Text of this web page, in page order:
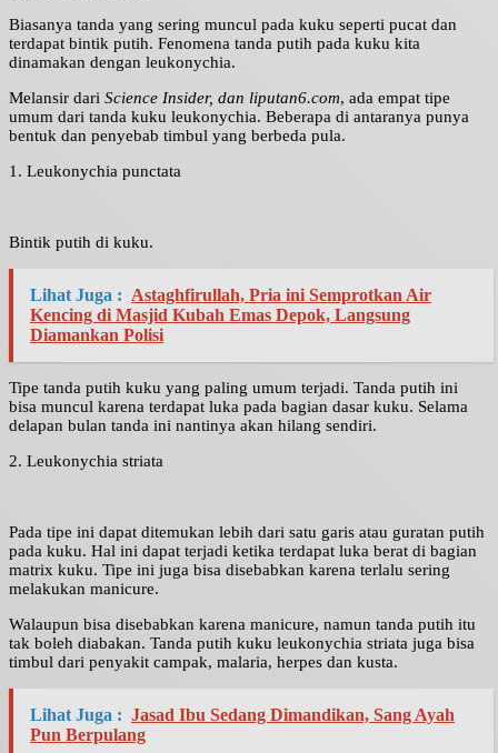
Biasanya tanda yang sering muncul pada kuku seperti pucat dan
terdapat bintik putih. Fenomena tanda putih pada kuku kita
dinamakan dengan leukonychia.
Melansir dari Science Insider, dan liputan6.com, ada empat tipe
umum dari tanda kuku leukonychia. Beberapa di antaranya punya
bentuk dan penyebab timbul yang berbeda pula.
1. Leukonychia punctata
Bintik putih di kuku.
Lihat Juga : Astaghfirullah, Pria ini Semprotkan Air
Kencing di Masjid Kubah Emas Depok, Langsung
Diamankan Polisi
Tipe tanda putih kuku yang paling umum terjadi. Tanda putih ini
bisa muncul karena terdapat luka pada bagian dasar kuku. Selama
delapan bulan tanda ini nantinya akan hilang sendiri.
2. Leukonychia striata
Pada tipe ini dapat ditemukan lebih dari satu garis atau guratan putih
pada kuku. Hal ini dapat terjadi ketika terdapat luka berat di bagian
matrix kuku. Tipe ini juga bisa disebabkan karena terlalu sering
melakukan manicure.
Walaupun bisa disebabkan karena manicure, namun tanda putih itu
tak boleh diabakan. Tanda putih kuku leukonychia striata juga bisa
timbul dari penyakit campak, malaria, herpes dan kusta.
Lihat Juga : Jasad Ibu Sedang Dimandikan, Sang Ayah
Pun Berpulang